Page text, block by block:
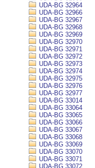
UDA-BG 32964
UDA-BG 32966
UDA-BG 32967
UDA-BG 32968
UDA-BG 32969
UDA-BG 32970
UDA-BG 32971
UDA-BG 32972
UDA-BG 32973
UDA-BG 32974
UDA-BG 32975
UDA-BG 32976
UDA-BG 32977
UDA-BG 33014
UDA-BG 33064
UDA-BG 33065
UDA-BG 33066
UDA-BG 33067
UDA-BG 33068
UDA-BG 33069
UDA-BG 33070
UDA-BG 33071
UDA-BG 33072